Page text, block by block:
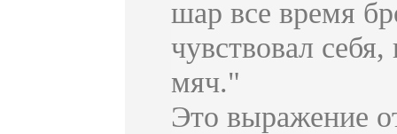
шар все время
чувствовал
мяч."
Это выражение